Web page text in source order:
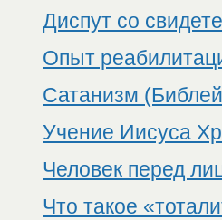
Диспут со
Опыт
Сатанизм
Учение Иисуса
Человек перед
Что такое